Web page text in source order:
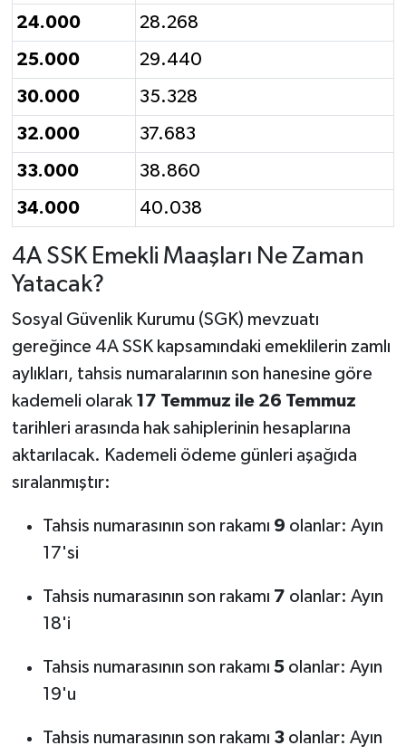
24.000 28.268
25.000 29.440
30.000 35.328
32.000 37.683
33.000 38.860
34.000 40.038
4A SSK Emekli Maaşları Ne Zaman
Yatacak?
Sosyal Güvenlik Kurumu (SGK) mevzuatı
gereğince 4A SSK kapsamındaki emeklilerin zamlı
aylıkları, tahsis numaralarının son hanesine göre
kademeli olarak 17 Temmuz ile 26 Temmuz
tarihleri arasında hak sahiplerinin hesaplarına
aktarılacak. Kademeli ödeme günleri aşağıda
sıralanmıştır:
Tahsis numarasının son rakamı 9 olanlar: Ayın
17'si
Tahsis numarasının son rakamı 7 olanlar: Ayın
18'i
Tahsis numarasının son rakamı 5olanlar: Ayın
19'u
Tahsis numarasının son rakamı 3olanlar: Ayın